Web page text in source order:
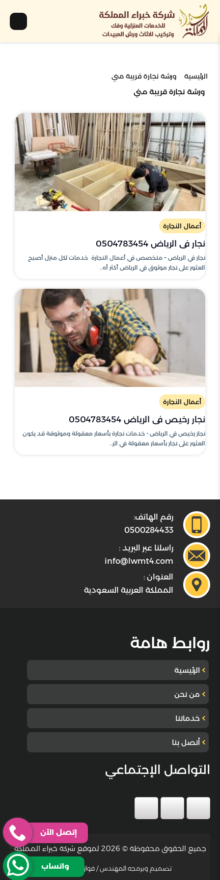
الرئيسية ورشة نجارة قريبة مني
ورشة نجارة قريبة مني
أعمال النجارة
نجار في الرياض 0504783454
نجار في الرياض – متخصص في أعمال النجارة خدمات لكل منزل أصبح
العثور على نجار موثوق في الرياض أكثر أه..
أعمال النجارة
نجار رخيص في الرياض 0504783454
نجار رخيص في الرياض - خدمات نجارة بأسعار معقولة وموثوقة قد يكون
العثور على نجار بأسعار معقولة في الر..
رقم الهاتف:
0500284433
راسلنا عبر البريد :
info@lwmt4.com
العنوان :
المملكة العربية السعودية
روابط هامة
الرئيسية
من نحن
خدماتنا
أتصل بنا
التواصل الإجتماعي
جميع الحقوق محفوظة © 2026 لموقع شركة خبراء المملكة
تصميم وبرمجه المهندس / فواز جمعة
إتصل الآن
واتساب